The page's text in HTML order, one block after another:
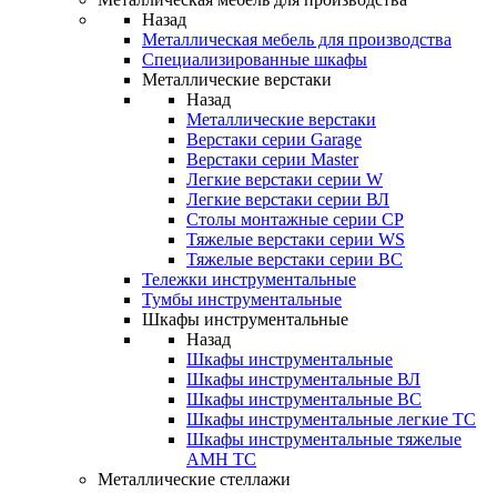
Назад
Металлическая мебель для производства
Cпециализированные шкафы
Металлические верстаки
Назад
Металлические верстаки
Верстаки серии Garage
Верстаки серии Master
Легкие верстаки серии W
Легкие верстаки серии ВЛ
Столы монтажные серии СР
Тяжелые верстаки серии WS
Тяжелые верстаки серии ВС
Тележки инструментальные
Тумбы инструментальные
Шкафы инструментальные
Назад
Шкафы инструментальные
Шкафы инструментальные ВЛ
Шкафы инструментальные ВС
Шкафы инструментальные легкие ТС
Шкафы инструментальные тяжелые
AMH TC
Металлические стеллажи